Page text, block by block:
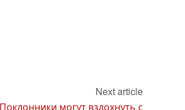
Next article
Поклонники могут вздохнуть с